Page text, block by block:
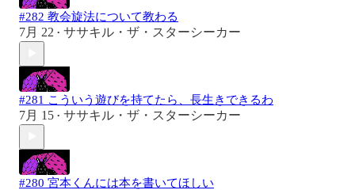
#282 教会旋法について教わる
7月 22 • ササキル・ザ・スターシーカー
#281 こういう遊びを持てたら、長生きできるわ
7月 15 • ササキル・ザ・スターシーカー
#280 宮本くんには本を書いてほしい